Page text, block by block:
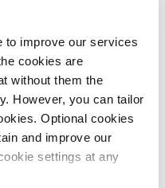
to improve our services
cookies are
without them the
However, you can tailor
Optional cookies
and improve our
settings at any
muutos on
luottoluokituksen
joka
näkymät
mukaan
kohdistuvia
väestöstä ja